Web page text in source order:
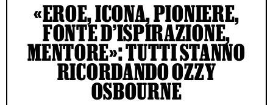
«EROE, ICONA, PIONIERE,
FONTE D’ISPIRAZIONE,
MENTORE»: TUTTI STANNO
RICORDANDO OZZY
OSBOURNE